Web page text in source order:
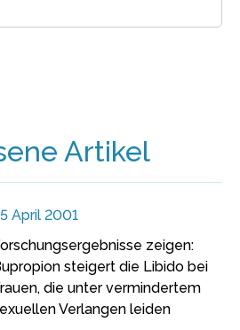
Artikel
April 2001
zeigen:
steigert die Libido bei
die unter vermindertem
Verlangen leiden